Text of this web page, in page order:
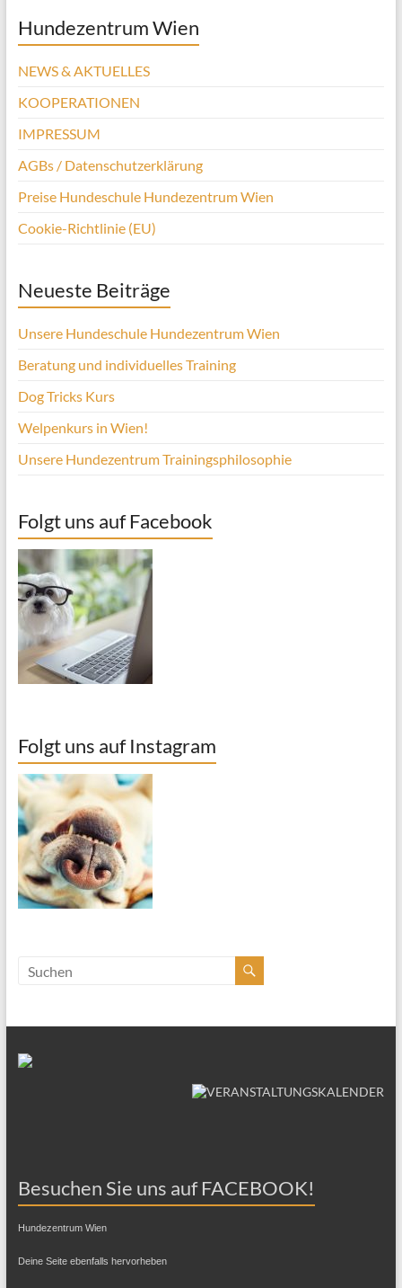
Hundezentrum Wien
NEWS & AKTUELLES
KOOPERATIONEN
IMPRESSUM
AGBs / Datenschutzerklärung
Preise Hundeschule Hundezentrum Wien
Cookie-Richtlinie (EU)
Neueste Beiträge
Unsere Hundeschule Hundezentrum Wien
Beratung und individuelles Training
Dog Tricks Kurs
Welpenkurs in Wien!
Unsere Hundezentrum Trainingsphilosophie
Folgt uns auf Facebook
Folgt uns auf Instagram
Besuchen Sie uns auf FACEBOOK!
Hundezentrum Wien
Deine Seite ebenfalls hervorheben